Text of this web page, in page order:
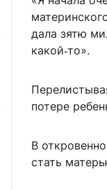
дала зятю
какой‑то».
потере
В
стать